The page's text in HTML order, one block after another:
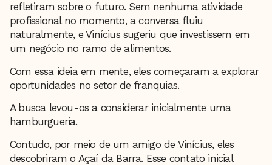
refletiram sobre o futuro. Sem nenhuma atividade
profissional no momento, a conversa fluiu
naturalmente, e Vinícius sugeriu que investissem em
um negócio no ramo de alimentos.
Com essa ideia em mente, eles começaram a explorar
oportunidades no setor de franquias.
A busca levou-os a considerar inicialmente uma
hamburgueria.
Contudo, por meio de um amigo de Vinícius, eles
descobriram o Açaí da Barra. Esse contato inicial